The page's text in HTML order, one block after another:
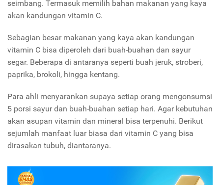
seimbang. Termasuk memilih bahan makanan yang kaya
akan kandungan vitamin C.
Sebagian besar makanan yang kaya akan kandungan
vitamin C bisa diperoleh dari buah-buahan dan sayur
segar. Beberapa di antaranya seperti buah jeruk, stroberi,
paprika, brokoli, hingga kentang.
Para ahli menyarankan supaya setiap orang mengonsumsi
5 porsi sayur dan buah-buahan setiap hari. Agar kebutuhan
akan asupan vitamin dan mineral bisa terpenuhi. Berikut
sejumlah manfaat luar biasa dari vitamin C yang bisa
dirasakan tubuh, diantaranya.